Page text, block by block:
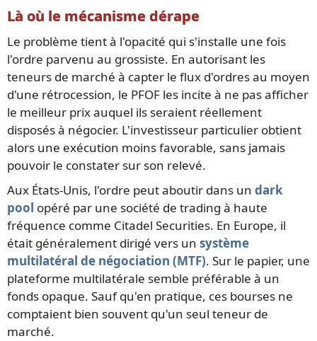
Là où le mécanisme dérape
Le problème tient à l'opacité qui s'installe une fois
l'ordre parvenu au grossiste. En autorisant les
teneurs de marché à capter le flux d'ordres au moyen
d'une rétrocession, le PFOF les incite à ne pas afficher
le meilleur prix auquel ils seraient réellement
disposés à négocier. L'investisseur particulier obtient
alors une exécution moins favorable, sans jamais
pouvoir le constater sur son relevé.
Aux États-Unis, l'ordre peut aboutir dans un dark
pool opéré par une société de trading à haute
fréquence comme Citadel Securities. En Europe, il
était généralement dirigé vers un système
multilatéral de négociation (MTF). Sur le papier, une
plateforme multilatérale semble préférable à un
fonds opaque. Sauf qu'en pratique, ces bourses ne
comptaient bien souvent qu'un seul teneur de
marché.